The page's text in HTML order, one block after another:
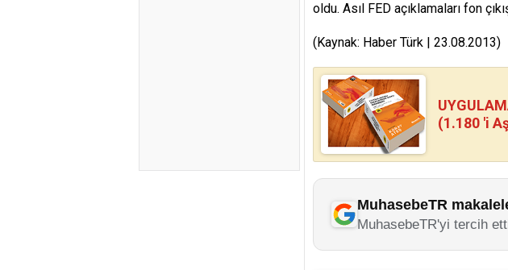
oldu. Asıl FED açıklamaları fon
(Kaynak: Haber Türk | 23.08.2013)
(1.180 'i
MuhasebeTR
MuhasebeTR'yi tercih